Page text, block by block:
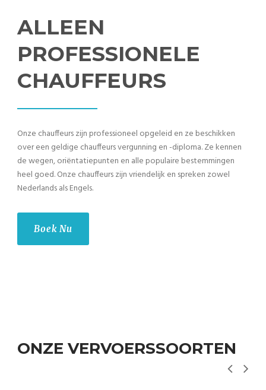
ALLEEN
PROFESSIONELE
CHAUFFEURS
Onze chauffeurs zijn professioneel opgeleid en ze beschikken
over een geldige chauffeurs vergunning en -diploma. Ze kennen
de wegen, oriëntatiepunten en alle populaire bestemmingen
heel goed. Onze chauffeurs zijn vriendelijk en spreken zowel
Nederlands als Engels.
Boek Nu
ONZE VERVOERSSOORTEN